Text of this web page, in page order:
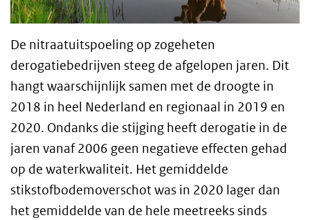
De nitraatuitspoeling op zogeheten
derogatiebedrijven steeg de afgelopen jaren. Dit
hangt waarschijnlijk samen met de droogte in
2018 in heel Nederland en regionaal in 2019 en
2020. Ondanks die stijging heeft derogatie in de
jaren vanaf 2006 geen negatieve effecten gehad
op de waterkwaliteit. Het gemiddelde
stikstofbodemoverschot was in 2020 lager dan
het gemiddelde van de hele meetreeks sinds